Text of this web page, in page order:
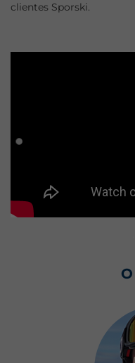
clientes Sporski.